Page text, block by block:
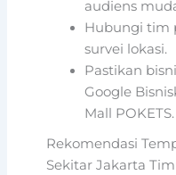
audiens
Hubungi tim
survei lokasi.
Pastikan
Google
Mall POKETS.
Rekomendasi
Sekitar Jakarta